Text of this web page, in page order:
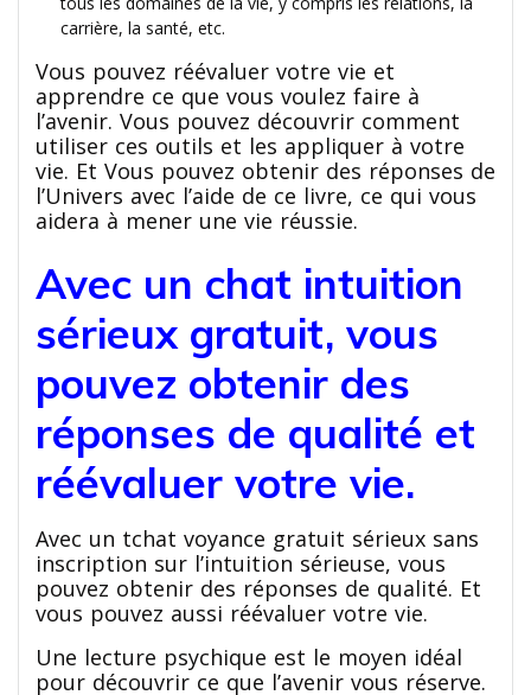
carrière, la santé, etc.
Vous pouvez réévaluer votre vie et
apprendre ce que vous voulez faire à
l’avenir. Vous pouvez découvrir comment
utiliser ces outils et les appliquer à votre
vie. Et Vous pouvez obtenir des réponses de
l’Univers avec l’aide de ce livre, ce qui vous
aidera à mener une vie réussie.
Avec un chat intuition
sérieux gratuit, vous
pouvez obtenir des
réponses de qualité et
réévaluer votre vie.
Avec un tchat voyance gratuit sérieux sans
inscription sur l’intuition sérieuse, vous
pouvez obtenir des réponses de qualité. Et
vous pouvez aussi réévaluer votre vie.
Une lecture psychique est le moyen idéal
pour découvrir ce que l’avenir vous réserve.